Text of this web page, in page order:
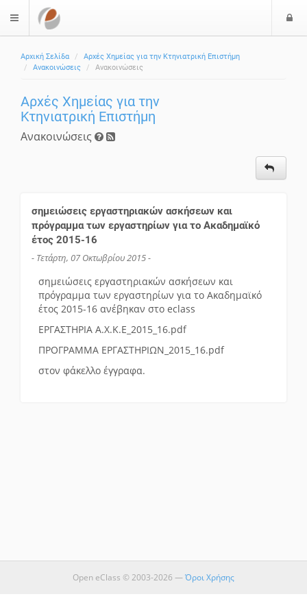
$langMenu
Αρχική Σελίδα
Αρχές Χημείας για την Κτηνιατρική Επιστήμη
Ανακοινώσεις
Ανακοινώσεις
Αρχές Χημείας για την
Κτηνιατρική Επιστήμη
Ανακοινώσεις
σημειώσεις εργαστηριακών ασκήσεων και
πρόγραμμα των εργαστηρίων για το Ακαδημαϊκό
έτος 2015-16
- Τετάρτη, 07 Οκτωβρίου 2015 -
σημειώσεις εργαστηριακών ασκήσεων και
πρόγραμμα των εργαστηρίων για το Ακαδημαϊκό
έτος 2015-16 ανέβηκαν στο eclass
ΕΡΓΑΣΤΗΡΙΑ Α.Χ.Κ.Ε_2015_16.pdf
ΠΡΟΓΡΑΜΜΑ ΕΡΓΑΣΤΗΡΙΩΝ_2015_16.pdf
στον φάκελλο έγγραφα.
Open eClass © 2003-2026 —Όροι Χρήσης